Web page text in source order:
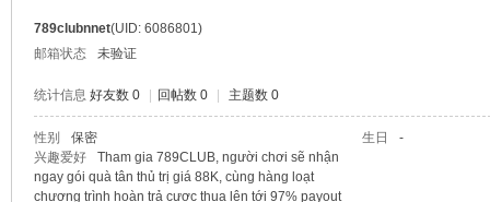
789clubnnet(UID: 6086801)
邮箱状态
未验证
统计信息 好友数 0 回帖数 0 主题数 0
性别 保密 生日
-
兴趣爱好
Tham gia 789CLUB, người chơi sẽ nhận
ngay gói quà tân thủ trị giá 88K, cùng hàng loạt
chương trình hoàn trả cược thua lên tới 97% payout